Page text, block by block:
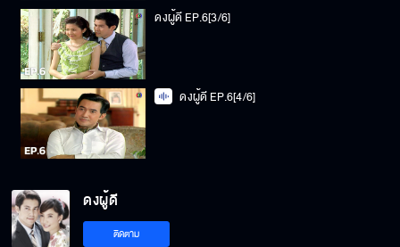
ดงผู้ดี EP.6[3/6]
ดงผู้ดี EP.6[4/6]
ดงผู้ดี
ติดตาม